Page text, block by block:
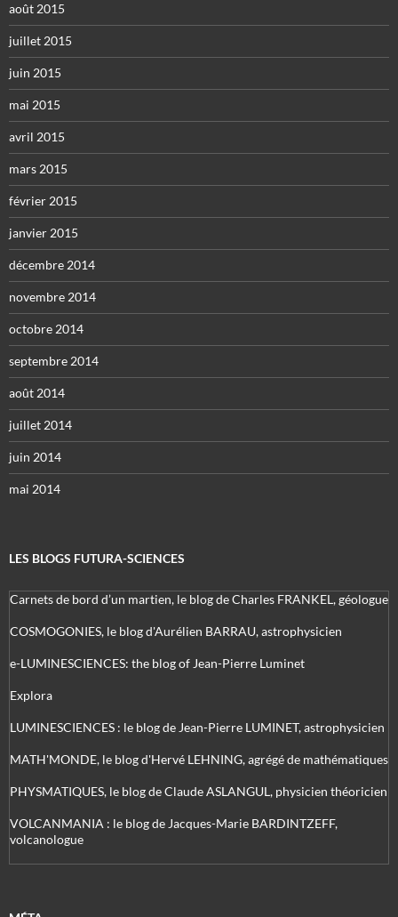
août 2015
juillet 2015
juin 2015
mai 2015
avril 2015
mars 2015
février 2015
janvier 2015
décembre 2014
novembre 2014
octobre 2014
septembre 2014
août 2014
juillet 2014
juin 2014
mai 2014
LES BLOGS FUTURA-SCIENCES
Carnets de bord d’un martien, le blog de Charles FRANKEL, géologue
COSMOGONIES, le blog d'Aurélien BARRAU, astrophysicien
e-LUMINESCIENCES: the blog of Jean-Pierre Luminet
Explora
LUMINESCIENCES : le blog de Jean-Pierre LUMINET, astrophysicien
MATH'MONDE, le blog d'Hervé LEHNING, agrégé de mathématiques
PHYSMATIQUES, le blog de Claude ASLANGUL, physicien théoricien
VOLCANMANIA : le blog de Jacques-Marie BARDINTZEFF,
volcanologue